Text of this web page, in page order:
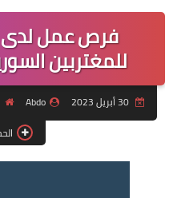
فرص عمل لدى
للمغتربين
30 أبريل 2023 Abdo